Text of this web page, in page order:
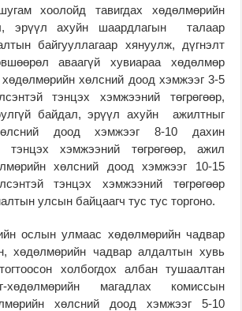
хоолойд тавигдах хөдөлмөрийн
эрүүл ахуйн шаардлагын талаар
байгууллагаар хянуулж, дүгнэлт
аваагүй хувиараа хөдөлмөр
хөдөлмөрийн хөлсний доод хэмжээг 3-5
тэнцэх хэмжээний төгрөгөөр,
байдал, эрүүл ахуйн ажилтныг
доод хэмжээг 8-10 дахин
тэнцэх хэмжээний төгрөгөөр, ажил
хөлсний доод хэмжээг 10-15
тэнцэх хэмжээний төгрөгөөр
улсын байцаагч тус тус торгоно.
ослын улмаас хөдөлмөрийн чадвар
хөдөлмөрийн чадвар алдалтын хувь
холбогдох албан тушаалтан
хөдөлмөрийн магадлах комиссын
хөлсний доод хэмжээг 5-10